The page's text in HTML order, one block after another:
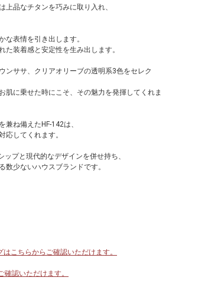
上品なチタンを巧みに取り入れ、
な表情を引き出します。
装着感と安定性を生み出します。
ンササ、クリアオリーブの透明系3色をセレク
肌に乗せた時にこそ、その魅力を発揮してくれま
ね備えたHF-142は、
応してくれます。
プと現代的なデザインを併せ持ち、
数少ないハウスブランドです。
こちらからご確認いただけます。
認いただけます。